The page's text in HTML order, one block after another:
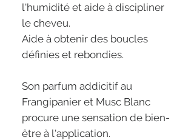
l'humidité et aide à discipliner
le cheveu.
Aide à obtenir des boucles
définies et rebondies.
Son parfum addicitif au
Frangipanier et Musc Blanc
procure une sensation de bien-
être à l'application.